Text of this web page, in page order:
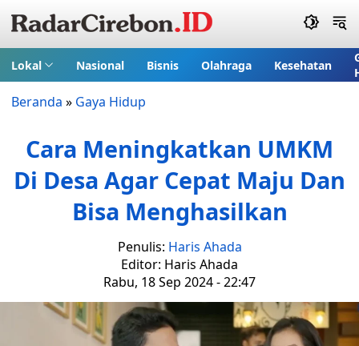
Lokal Nasional Bisnis Olahraga Kesehatan
Beranda » Gaya Hidup
Cara Meningkatkan UMKM
Di Desa Agar Cepat Maju Dan
Bisa Menghasilkan
Penulis: Haris Ahada
Editor: Haris Ahada
Rabu, 18 Sep 2024 - 22:47